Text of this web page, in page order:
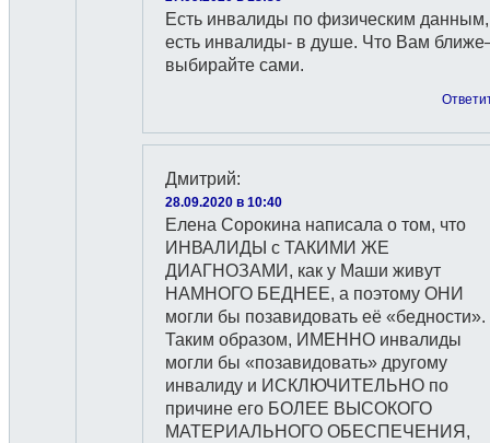
Есть инвалиды по физическим
есть инвалиды- в душе. Что Вам
выбирайте сами.
Дмитрий:
28.09.2020 в 10:40
Елена Сорокина написала о том, что
ИНВАЛИДЫ с ТАКИМИ ЖЕ
ДИАГНОЗАМИ, как у Маши живут
НАМНОГО БЕДНЕЕ, а поэтому ОНИ
могли бы позавидовать её «бедности».
Таким образом, ИМЕННО инвалиды
могли бы «позавидовать» другому
инвалиду и ИСКЛЮЧИТЕЛЬНО по
причине его БОЛЕЕ ВЫСОКОГО
МАТЕРИАЛЬНОГО ОБЕСПЕЧЕНИЯ,